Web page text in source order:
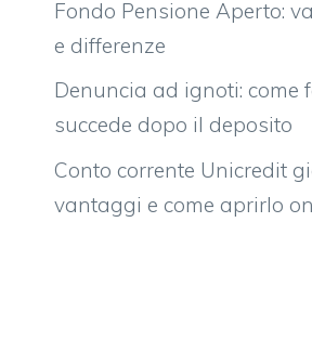
Fondo Pensione Aperto:
e differenze
Denuncia ad ignoti: come
succede dopo il deposito
Conto corrente Unicredit
vantaggi e come aprirlo